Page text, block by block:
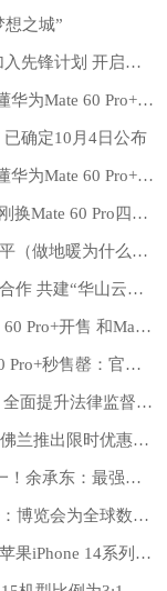
想之城”
华为官宣：华为MateX5加入先锋计划 开启预订
熊猫配色YYDS！一图看懂华为Mate 60 Pro+：史上最强Mate机皇
确定10月4日公布
熊猫配色YYDS！一图看懂华为Mate 60 Pro+：史上最强Mate机皇
张雪峰再遭华为“背刺”！刚换Mate 60 Pro四天 Pro+发布了
装地暖为什么要打一到地平（做地暖为什么要找平2次）
京东工业与陕建集团深化合作 共建“华山云商”2.0商城实现全链数智化
熊猫配色来了！华为Mate 60 Pro+开售 和Mate 60/60 Pro有啥区别？一图对比
华为抢不到！华为Mate 60 Pro+秒售罄：官网显示“暂时缺货”
贵州罗甸:聚焦主责主业 全面提升法律监督水平
探界者10万块大甩卖！雪佛兰推出限时优惠：多车只卖白菜价
华为Mate X5开售热搜第一！余承东：最强折叠屏手机还得看华为
长城专访·大咖论数 | 童丹：博览会为全球数字化进程带来新动力
比12系列最高提速48%，苹果iPhone 14系列改善5G网络支持